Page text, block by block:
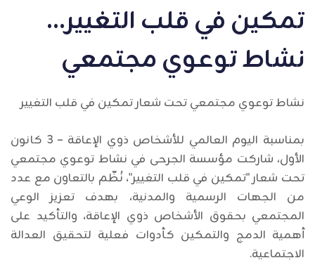
تمكين في قلب التغيير...
نشاط توعوي مجتمعي
نشاط توعوي مجتمعي تحت شعار تمكين في قلب التغيير
بمناسبة اليوم العالمي للأشخاص ذوي الإعاقة – 3 كانون
الأول، شاركت مؤسسة الجرحى في نشاط توعوي مجتمعي
تحت شعار "تمكين في قلب التغيير"، نُظّم بالتعاون مع عدد
من الجهات الرسمية والمدنية، بهدف تعزيز الوعي
المجتمعي بحقوق الأشخاص ذوي الإعاقة، والتأكيد على
أهمية الدمج والتمكين كأدوات فعلية لتحقيق العدالة
الاجتماعية.